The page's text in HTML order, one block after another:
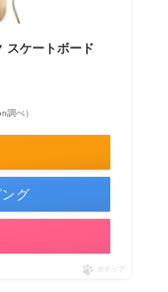
スケートボード
調べ）
グ
ポチップ